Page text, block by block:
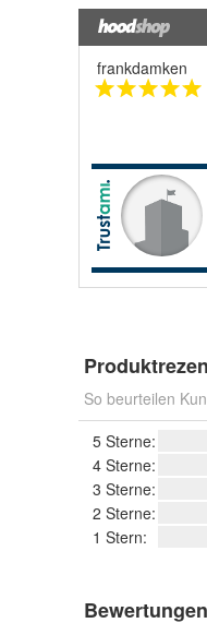
frankdamken
So beurteilen
5 Sterne:
4 Sterne:
3 Sterne:
2 Sterne:
1 Stern:
Bewertungen